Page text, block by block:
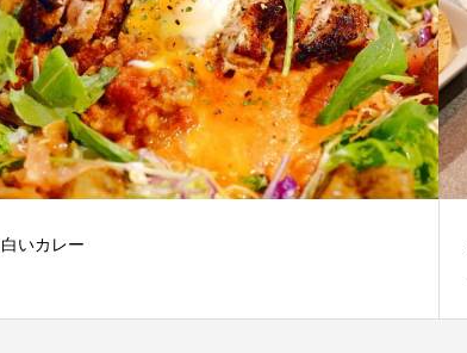
白いカレー